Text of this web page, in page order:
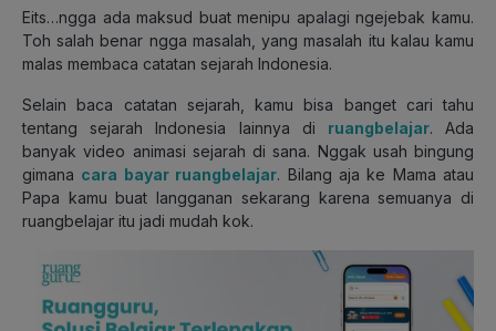
Eits…ngga ada maksud buat menipu apalagi ngejebak kamu.
Toh salah benar ngga masalah, yang masalah itu kalau kamu
malas membaca catatan sejarah Indonesia.
Selain baca catatan sejarah, kamu bisa banget cari tahu
tentang sejarah Indonesia lainnya di ruangbelajar. Ada
banyak video animasi sejarah di sana. Nggak usah bingung
gimana cara bayar ruangbelajar. Bilang aja ke Mama atau
Papa kamu buat langganan sekarang karena semuanya di
ruangbelajar itu jadi mudah kok.